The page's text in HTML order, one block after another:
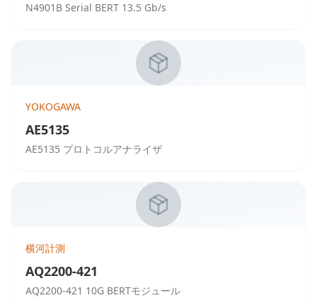
N4901B Serial BERT 13.5 Gb/s
YOKOGAWA
AE5135
AE5135 プロトコルアナライザ
横河計測
AQ2200-421
AQ2200-421 10G BERTモジュール